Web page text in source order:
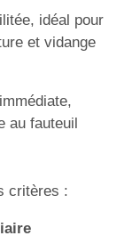
idéal pour
et vidange
au fauteuil
critères :